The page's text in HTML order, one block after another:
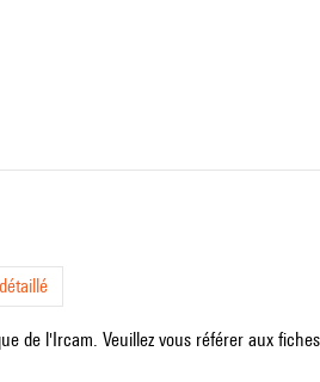
de l'Ircam. Veuillez vous référer aux